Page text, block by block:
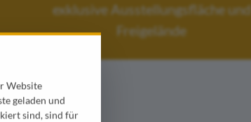
exklusive Ausstellungsfläche und
Freigelände
Website
geladen und
sind, sind für